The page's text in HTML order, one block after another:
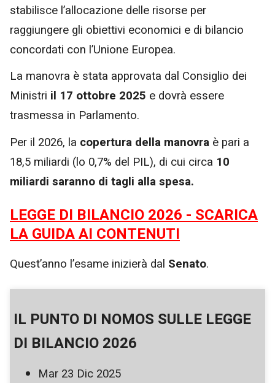
stabilisce l’allocazione delle risorse per
raggiungere gli obiettivi economici e di bilancio
concordati con l’Unione Europea.
La manovra è stata approvata dal Consiglio dei
Ministri il 17 ottobre 2025 e dovrà essere
trasmessa in Parlamento.
Per il 2026, la copertura della manovra è pari a
18,5 miliardi (lo 0,7% del PIL), di cui circa 10
miliardi saranno di tagli alla spesa.
LEGGE DI BILANCIO 2026 - SCARICA
LA GUIDA AI CONTENUTI
Quest’anno l’esame inizierà dal Senato.
IL PUNTO DI NOMOS SULLE LEGGE
DI BILANCIO 2026
Mar 23 Dic 2025